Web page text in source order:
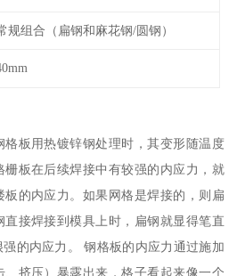
规组合（扁钢和麻花钢/圆钢）
板用热镀锌钢处理时，其变形随温度
板在后续焊接中有较强的内应力，就
的内应力。如果网格是焊接的，则扁
接焊接到模具上时，扁钢就显得笔直
的内应力。 钢格板的内应力通过施加
挤压）暴露出来，格子看起来像一个